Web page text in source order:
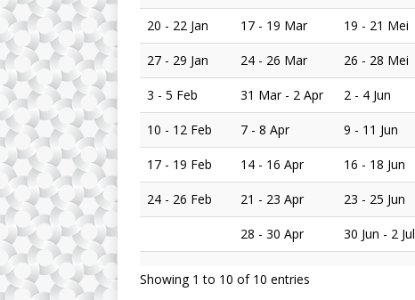
20 - 22 Jan 17 - 19 Mar 19 - 21 Mei
27 - 29 Jan 24 - 26 Mar 26 - 28 Mei
3 - 5 Feb 31 Mar - 2 Apr 2 - 4 Jun
10 - 12 Feb 7 - 8 Apr 9 - 11 Jun
17 - 19 Feb 14 - 16 Apr 16 - 18 Jun
24 - 26 Feb 21 - 23 Apr 23 - 25 Jun
28 - 30 Apr 30 Jun - 2 Jul
Showing 1 to 10 of 10 entries